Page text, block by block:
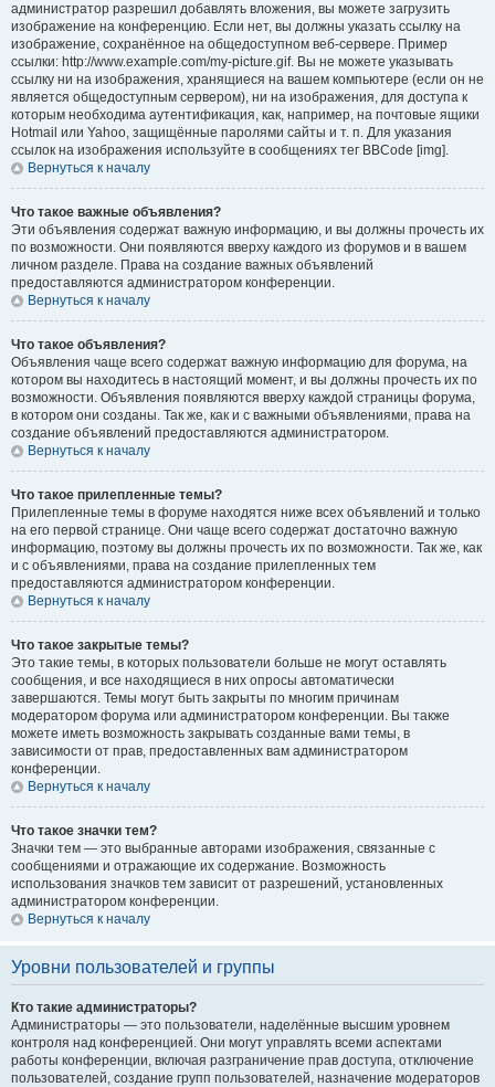
администратор разрешил добавлять вложения, вы можете загрузить
изображение на конференцию. Если нет, вы должны указать ссылку на
изображение, сохранённое на общедоступном веб-сервере. Пример
ссылки: http://www.example.com/my-picture.gif. Вы не можете указывать
ссылку ни на изображения, хранящиеся на вашем компьютере (если он не
является общедоступным сервером), ни на изображения, для доступа к
которым необходима аутентификация, как, например, на почтовые ящики
Hotmail или Yahoo, защищённые паролями сайты и т. п. Для указания
ссылок на изображения используйте в сообщениях тег BBCode [img].
Вернуться к началу
Что такое важные объявления?
Эти объявления содержат важную информацию, и вы должны прочесть их
по возможности. Они появляются вверху каждого из форумов и в вашем
личном разделе. Права на создание важных объявлений
предоставляются администратором конференции.
Вернуться к началу
Что такое объявления?
Объявления чаще всего содержат важную информацию для форума, на
котором вы находитесь в настоящий момент, и вы должны прочесть их по
возможности. Объявления появляются вверху каждой страницы форума,
в котором они созданы. Так же, как и с важными объявлениями, права на
создание объявлений предоставляются администратором.
Вернуться к началу
Что такое прилепленные темы?
Прилепленные темы в форуме находятся ниже всех объявлений и только
на его первой странице. Они чаще всего содержат достаточно важную
информацию, поэтому вы должны прочесть их по возможности. Так же, как
и с объявлениями, права на создание прилепленных тем
предоставляются администратором конференции.
Вернуться к началу
Что такое закрытые темы?
Это такие темы, в которых пользователи больше не могут оставлять
сообщения, и все находящиеся в них опросы автоматически
завершаются. Темы могут быть закрыты по многим причинам
модератором форума или администратором конференции. Вы также
можете иметь возможность закрывать созданные вами темы, в
зависимости от прав, предоставленных вам администратором
конференции.
Вернуться к началу
Что такое значки тем?
Значки тем — это выбранные авторами изображения, связанные с
сообщениями и отражающие их содержание. Возможность
использования значков тем зависит от разрешений, установленных
администратором конференции.
Вернуться к началу
Уровни пользователей и группы
Кто такие администраторы?
Администраторы — это пользователи, наделённые высшим уровнем
контроля над конференцией. Они могут управлять всеми аспектами
работы конференции, включая разграничение прав доступа, отключение
пользователей, создание групп пользователей, назначение модераторов